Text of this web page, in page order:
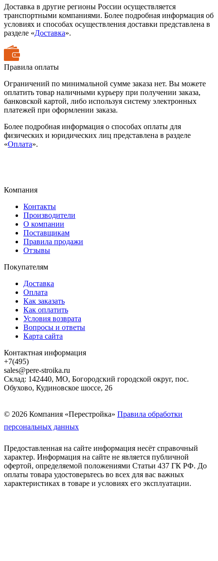
Доставка в другие регионы России осуществляется
транспортными компаниями. Более подробная информация об
условиях и способах осуществления доставки представлена в
разделе «Доставка».
Правила оплаты
Ограничений по минимальной сумме заказа нет. Вы можете
оплатить товар наличными курьеру при получении заказа,
банковской картой, либо используя систему электронных
платежей при оформлении заказа.
Более подробная информация о способах оплаты для
физических и юридических лиц представлена в разделе
«Оплата».
Компания
Контакты
Производители
О компании
Поставщикам
Правила продажи
Отзывы
Покупателям
Доставка
Оплата
Как заказать
Как оплатить
Условия возврата
Вопросы и ответы
Карта сайта
Контактная информация
+7(495)
sales@pere-stroika.ru
Склад: 142440, МО, Богородский городской округ, пос.
Обухово, Кудиновское шоссе, 26
© 2026 Компания «Перестройка» Правила обработки
персональных данных
Предоставленная на сайте информация несёт справочный
характер. Информация на сайте не является публичной
офертой, определяемой положениями Статьи 437 ГК РФ. До
оплаты товара удостоверьтесь во всех для вас важных
характеристиках в товаре и условиях его эксплуатации.